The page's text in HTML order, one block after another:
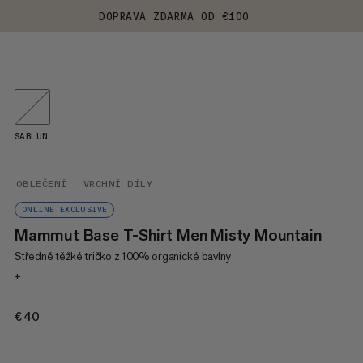
DOPRAVA ZDARMA OD €100
OBLEČENÍ VRCHNÍ DÍLY
ONLINE EXCLUSIVE
Mammut Base T-Shirt Men Misty Mountain
Středně těžké tričko z 100% organické bavlny
+
€40
SABLUN